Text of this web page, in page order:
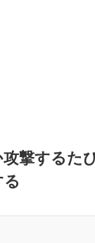
撃するた
る